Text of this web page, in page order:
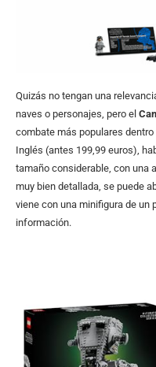
Quizás no tengan una
naves o personajes, pero el
combate más populares dentro
Inglés (antes 199,99 euros),
tamaño considerable, con una
muy bien detallada, se puede
viene con una minifigura de un
información.